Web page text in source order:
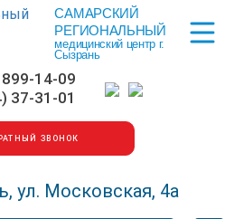
ул. Московская, 4а
САМАРСКИЙ
РЕГИОНАЛЬНЫЙ
медицинский центр г.
Сызрань
Меню
14-09
37-31-01
ЗВОНОК